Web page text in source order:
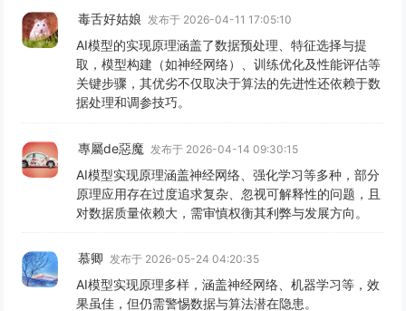
毒舌好姑娘 发布于 2026-04-11 17:05:10
AI模型的实现原理涵盖了数据预处理、特征选择与提
取，模型构建（如神经网络）、训练优化及性能评估等
关键步骤，其优劣不仅取决于算法的先进性还依赖于数
据处理和调参技巧。
專屬de惡魔 发布于 2026-04-14 09:30:15
AI模型实现原理涵盖神经网络、强化学习等多种，部分
原理应用存在过度追求复杂、忽视可解释性的问题，且
对数据质量依赖大，需审慎权衡其利弊与发展方向。
慕卿 发布于 2026-05-24 04:20:35
AI模型实现原理多样，涵盖神经网络、机器学习等，效
果虽佳，但仍需警惕数据与算法潜在隐患。